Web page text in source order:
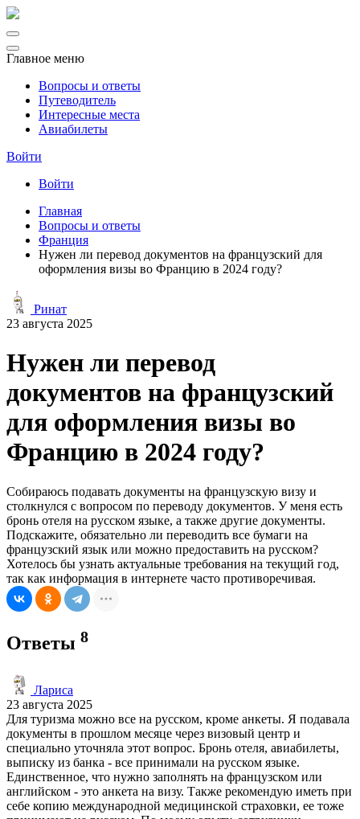
Главное меню
Вопросы и ответы
Путеводитель
Интересные места
Авиабилеты
Войти
Войти
Главная
Вопросы и ответы
Франция
Нужен ли перевод документов на французский для
оформления визы во Францию в 2024 году?
Ринат
23 августа 2025
Нужен ли перевод
документов на французский
для оформления визы во
Францию в 2024 году?
Собираюсь подавать документы на французскую визу и
столкнулся с вопросом по переводу документов. У меня есть
бронь отеля на русском языке, а также другие документы.
Подскажите, обязательно ли переводить все бумаги на
французский язык или можно предоставить на русском?
Хотелось бы узнать актуальные требования на текущий год,
так как информация в интернете часто противоречивая.
Ответы 8
Лариса
23 августа 2025
Для туризма можно все на русском, кроме анкеты. Я подавала
документы в прошлом месяце через визовый центр и
специально уточняла этот вопрос. Бронь отеля, авиабилеты,
выписку из банка - все принимали на русском языке.
Единственное, что нужно заполнять на французском или
английском - это анкета на визу. Также рекомендую иметь при
себе копию международной медицинской страховки, ее тоже